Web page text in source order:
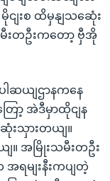
ငျးစ ထိမှနျသဆေုံး
းတဦးကတော့ ဗှီအို
ပါဆယျဌာနကနေ
ော့ အဲဒီမှာထိုငျန
းသှားတယျ။
။ အမြိုးသမီးတဦး
ရမျးနီးကပျတဲ့